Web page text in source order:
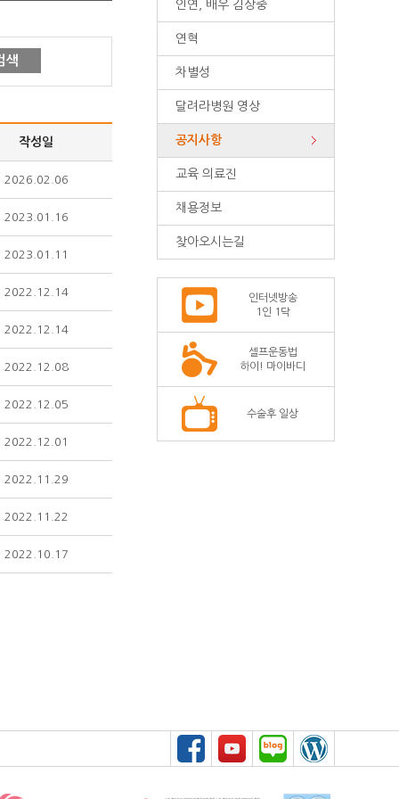
색
작성일
2026.02.06
2023.01.16
2023.01.11
2022.12.14
2022.12.14
2022.12.08
2022.12.05
2022.12.01
2022.11.29
2022.11.22
2022.10.17
인연, 배우 김상중
연혁
차별성
달려라병원 영상
공지사항
교육 의료진
채용정보
찾아오시는길
인터넷방송
1인 1닥
셀프운동법
하이! 마이바디
수술후 일상